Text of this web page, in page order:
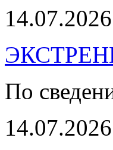
14.07.2026
По
14.07.2026